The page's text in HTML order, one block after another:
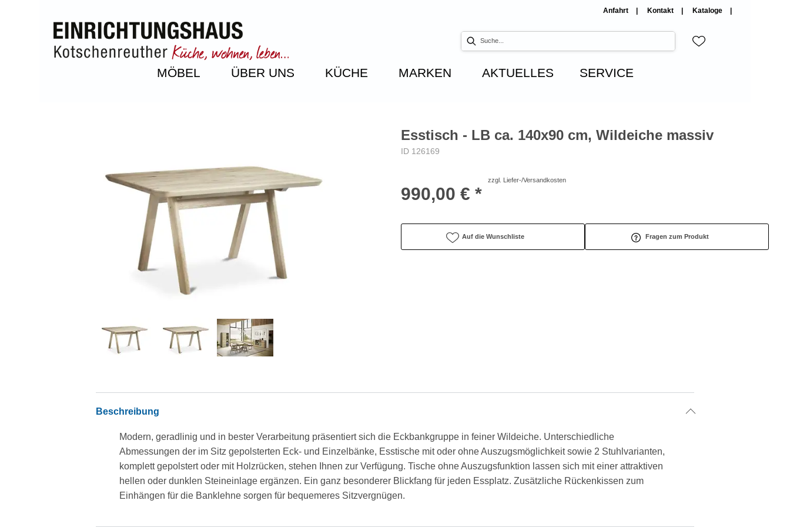
Anfahrt Kontakt Kataloge
MÖBEL ÜBER UNS KÜCHE MARKEN AKTUELLES SERVICE
Esstisch - LB ca. 140x90 cm, Wildeiche massiv
ID 126169
990,00 € *
zzgl. Liefer-/Versandkosten
Auf die Wunschliste Fragen zum Produkt
Beschreibung
Modern, geradlinig und in bester Verarbeitung präsentiert sich die Eckbankgruppe in feiner Wildeiche. Unterschiedliche
Abmessungen der im Sitz gepolsterten Eck- und Einzelbänke, Esstische mit oder ohne Auszugsmöglichkeit sowie 2 Stuhlvarianten,
komplett gepolstert oder mit Holzrücken, stehen Ihnen zur Verfügung. Tische ohne Auszugsfunktion lassen sich mit einer attraktiven
hellen oder dunklen Steineinlage ergänzen. Ein ganz besonderer Blickfang für jeden Essplatz. Zusätzliche Rückenkissen zum
Einhängen für die Banklehne sorgen für bequemeres Sitzvergnügen.